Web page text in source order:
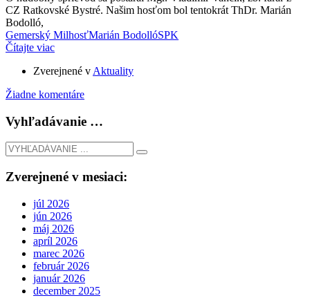
CZ Ratkovské Bystré. Našim hosťom bol tentokrát ThDr. Marián
Bodolló,
Gemerský MilhosťMarián BodollóSPK
Čítajte viac
Zverejnené v Aktuality
Žiadne komentáre
Vyhľadávanie …
Zverejnené v mesiaci:
júl 2026
jún 2026
máj 2026
apríl 2026
marec 2026
február 2026
január 2026
december 2025